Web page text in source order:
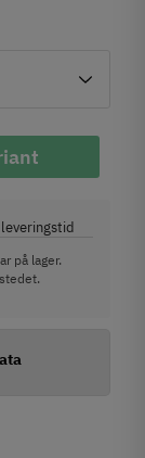
på lager.